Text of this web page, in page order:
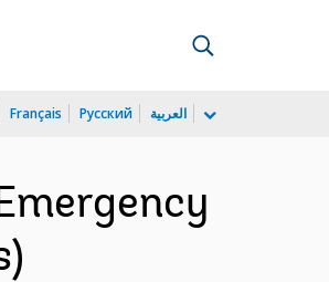
Français Русский العربية